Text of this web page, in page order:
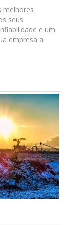
melhores
seus
e um
empresa a